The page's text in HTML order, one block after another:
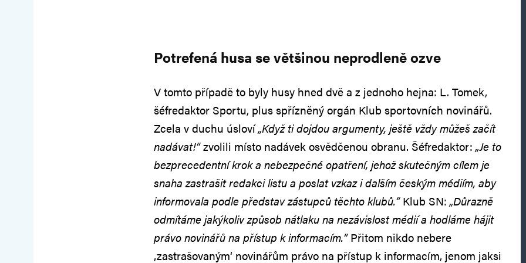
Potrefená husa se většinou neprodleně ozve
V tomto případě to byly husy hned dvě a z jednoho hejna: L. Tomek,
šéfredaktor Sportu, plus spřízněný orgán Klub sportovních novinářů.
Zcela v duchu úsloví„Když ti dojdou argumenty, ještě vždy můžeš začít
nadávat!“zvolili místo nadávek osvědčenou obranu. Šéfredaktor:„Je to
bezprecedentní krok a nebezpečné opatření, jehož skutečným cílem je
snaha zastrašit redakci listu a poslat vzkaz i dalším českým médiím, aby
informovala podle představ zástupců těchto klubů.“Klub SN:„Důrazně
odmítáme jakýkoliv způsob nátlaku na nezávislost médií a hodláme hájit
právo novinářů na přístup k informacím.“Přitom nikdo nebere
‚zastrašovaným‘ novinářům právo na přístup k informacím, jenom jaksi